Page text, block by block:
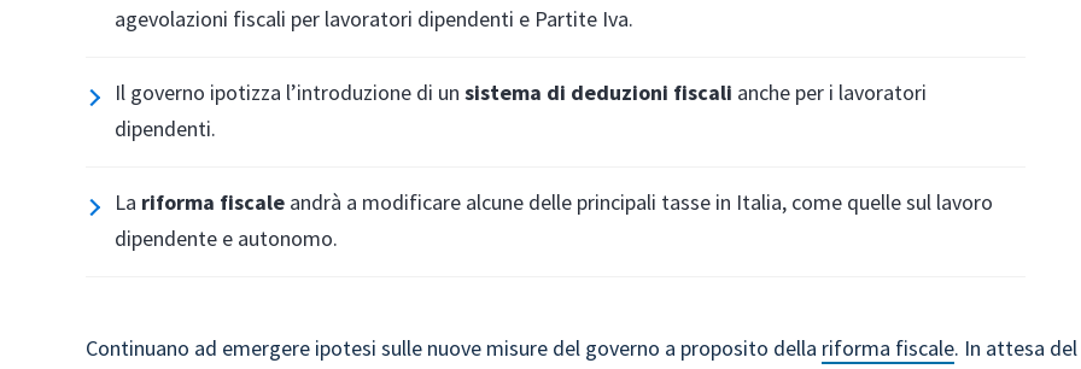
agevolazioni fiscali per lavoratori dipendenti e Partite Iva.
Il governo ipotizza l’introduzione di unsistema di deduzioni fiscali anche per i lavoratori
dipendenti.
La riforma fiscale andrà a modificare alcune delle principali tasse in Italia, come quelle sul lavoro
dipendente e autonomo.
Continuano ad emergere ipotesi sulle nuove misure del governo a proposito della riforma fiscale. In attesa del